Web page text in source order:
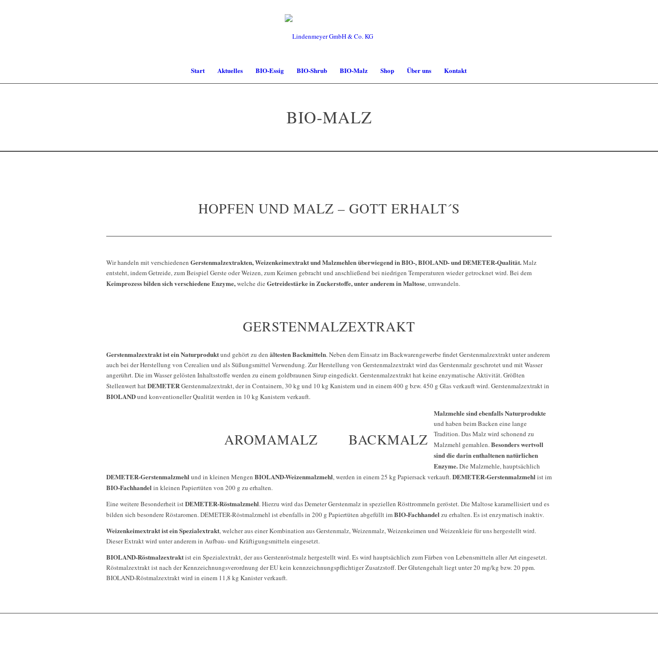
Start Aktuelles BIO-Essig BIO-Shrub BIO-Malz Shop Über uns Kontakt
BIO-MALZ
HOPFEN UND MALZ – GOTT ERHALT´S
Wir handeln mit verschiedenen Gerstenmalzextrakten, Weizenkeimextrakt und Malzmehlen überwiegend in BIO-, BIOLAND- und DEMETER-Qualität.Malz
entsteht, indem Getreide, zum Beispiel Gerste oder Weizen, zum Keimen gebracht und anschließend bei niedrigen Temperaturen wieder getrocknet wird. Bei dem
Keimprozess bilden sich verschiedene Enzyme,welche die Getreidestärke in Zuckerstoffe, unter anderem in Maltose, umwandeln.
GERSTENMALZEXTRAKT
Gerstenmalzextrakt ist ein Naturproduktund gehört zu den ältesten Backmitteln. Neben dem Einsatz im Backwarengewerbe findet Gerstenmalzextrakt unter anderem
auch bei der Herstellung von Cerealien und als Süßungsmittel Verwendung. Zur Herstellung von Gerstenmalzextrakt wird das Gerstenmalz geschrotet und mit Wasser
angerührt. Die im Wasser gelösten Inhaltsstoffe werden zu einem goldbraunen Sirup eingedickt. Gerstenmalzextrakt hat keine enzymatische Aktivität. Größten
Stellenwert hatDEMETERGerstenmalzextrakt, der in Containern, 30 kg und 10 kg Kanistern und in einem 400 g bzw. 450 g Glas verkauft wird. Gerstenmalzextrakt in
BIOLANDund konventioneller Qualität werden in 10 kg Kanistern verkauft.
AROMAMALZ BACKMALZ
Malzmehle sind ebenfalls Naturprodukte
und haben beim Backen eine lange
Tradition. Das Malz wird schonend zu
Malzmehl gemahlen.Besonders wertvoll
sind die darin enthaltenen natürlichen
Enzyme.Die Malzmehle, hauptsächlich
DEMETER-Gerstenmalzmehl und in kleinen Mengen BIOLAND-Weizenmalzmehl, werden in einem 25 kg Papiersack verkauft.DEMETER-Gerstenmalzmehl ist im
BIO-Fachhandel in kleinen Papiertüten von 200 g zu erhalten.
Eine weitere Besonderheit istDEMETER-Röstmalzmehl. Hierzu wird das Demeter Gerstenmalz in speziellen Rösttrommeln geröstet. Die Maltose karamellisiert und es
bilden sich besondere Röstaromen. DEMETER-Röstmalzmehl ist ebenfalls in 200 g Papiertüten abgefüllt imBIO-Fachhandel zu erhalten. Es ist enzymatisch inaktiv.
Weizenkeimextrakt ist ein Spezialextrakt, welcher aus einer Kombination aus Gerstenmalz, Weizenmalz, Weizenkeimen und Weizenkleie für uns hergestellt wird.
Dieser Extrakt wird unter anderem in Aufbau- und Kräftigungsmitteln eingesetzt.
BIOLAND-Röstmalzextraktist ein Spezialextrakt, der aus Gerstenröstmalz hergestellt wird. Es wird hauptsächlich zum Färben von Lebensmitteln aller Art eingesetzt.
Röstmalzextrakt ist nach der Kennzeichnungsverordnung der EU kein kennzeichnungspflichtiger Zusatzstoff. Der Glutengehalt liegt unter 20 mg/kg bzw. 20 ppm.
BIOLAND-Röstmalzextrakt wird in einem 11,8 kg Kanister verkauft.